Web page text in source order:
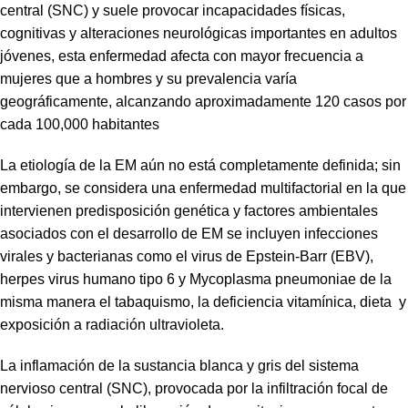
central (SNC) y suele provocar incapacidades físicas,
cognitivas y alteraciones neurológicas importantes en adultos
jóvenes, esta enfermedad afecta con mayor frecuencia a
mujeres que a hombres y su prevalencia varía
geográficamente, alcanzando aproximadamente 120 casos por
cada 100,000 habitantes
La etiología de la EM aún no está completamente definida; sin
embargo, se considera una enfermedad multifactorial en la que
intervienen predisposición genética y factores ambientales
asociados con el desarrollo de EM se incluyen infecciones
virales y bacterianas como el virus de Epstein-Barr (EBV),
herpes virus humano tipo 6 y Mycoplasma pneumoniae de la
misma manera el tabaquismo, la deficiencia vitamínica, dieta y
exposición a radiación ultravioleta.
La inflamación de la sustancia blanca y gris del sistema
nervioso central (SNC), provocada por la infiltración focal de